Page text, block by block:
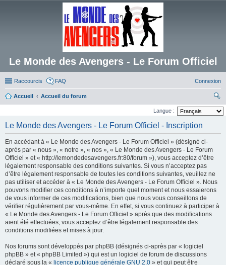
Le Monde des Avengers - Le Forum Officiel
Raccourcis FAQ Connexion
Accueil
Accueil du forum
ec
ch
Langue :
Le Monde des Avengers - Le Forum Officiel - Inscription
En accédant à « Le Monde des Avengers - Le Forum Officiel » (désigné ci-
après par « nous », « notre », « nos », « Le Monde des Avengers - Le Forum
Officiel » et « http://lemondedesavengers.fr:80/forum »), vous acceptez d’être
légalement responsable des conditions suivantes. Si vous n’acceptez pas
d’être légalement responsable de toutes les conditions suivantes, veuillez ne
pas utiliser et accéder à « Le Monde des Avengers - Le Forum Officiel ». Nous
pouvons modifier ces conditions à n’importe quel moment et nous essaierons
de vous informer de ces modifications, bien que nous vous conseillons de
vérifier régulièrement par vous-même. En effet, si vous continuez à participer à
« Le Monde des Avengers - Le Forum Officiel » après que des modifications
aient été effectuées, vous acceptez d’être légalement responsable des
conditions modifiées et mises à jour.
Nos forums sont développés par phpBB (désignés ci-après par « logiciel
phpBB » et « phpBB Limited ») qui est un logiciel de forum de discussions
déclaré sous la « licence publique générale GNU 2.0 » et qui peut être